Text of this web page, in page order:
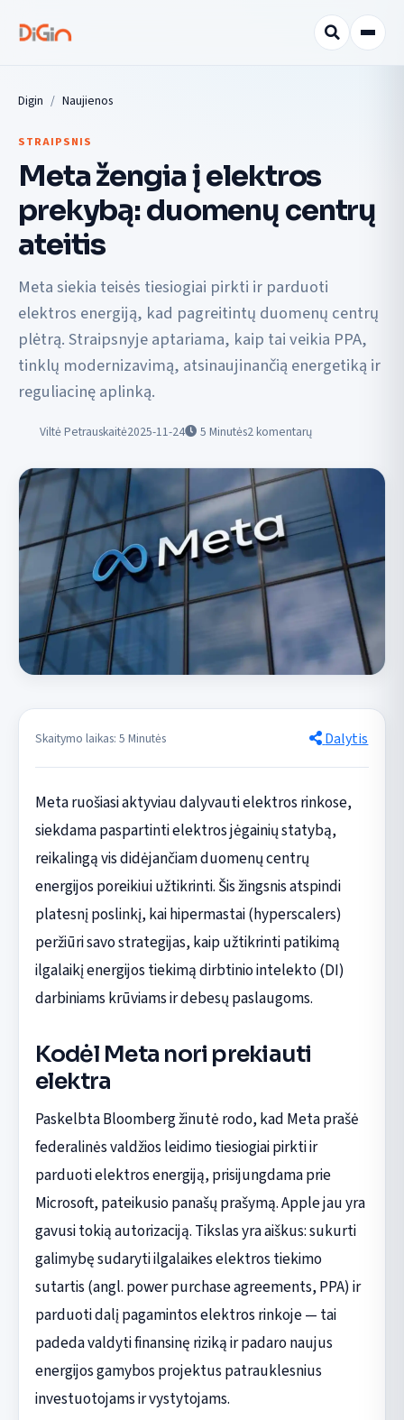
Digin Naujienos
STRAIPSNIS
Meta žengia į elektros
prekybą: duomenų centrų
ateitis
Meta siekia teisės tiesiogiai pirkti ir parduoti
elektros energiją, kad pagreitintų duomenų centrų
plėtrą. Straipsnyje aptariama, kaip tai veikia PPA,
tinklų modernizavimą, atsinaujinančią energetiką ir
reguliacinę aplinką.
Viltė Petrauskaitė2025-11-24 5 Minutės2 komentarų
Skaitymo laikas: 5 Minutės Dalytis
Meta ruošiasi aktyviau dalyvauti elektros rinkose,
siekdama paspartinti elektros jėgainių statybą,
reikalingą vis didėjančiam duomenų centrų
energijos poreikiui užtikrinti. Šis žingsnis atspindi
platesnį poslinkį, kai hipermastai (hyperscalers)
peržiūri savo strategijas, kaip užtikrinti patikimą
ilgalaikį energijos tiekimą dirbtinio intelekto (DI)
darbiniams krūviams ir debesų paslaugoms.
Kodėl Meta nori prekiauti
elektra
Paskelbta Bloomberg žinutė rodo, kad Meta prašė
federalinės valdžios leidimo tiesiogiai pirkti ir
parduoti elektros energiją, prisijungdama prie
Microsoft, pateikusio panašų prašymą. Apple jau yra
gavusi tokią autorizaciją. Tikslas yra aiškus: sukurti
galimybę sudaryti ilgalaikes elektros tiekimo
sutartis (angl. power purchase agreements, PPA) ir
parduoti dalį pagamintos elektros rinkoje — tai
padeda valdyti finansinę riziką ir padaro naujus
energijos gamybos projektus patrauklesnius
investuotojams ir vystytojams.